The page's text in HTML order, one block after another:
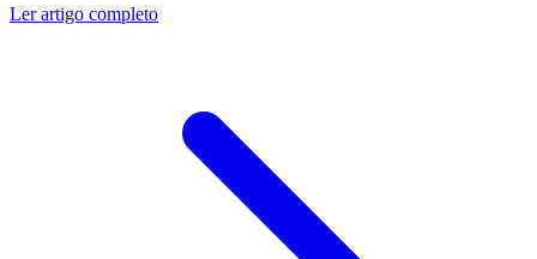
Ler artigo completo